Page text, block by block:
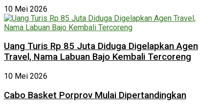
10 Mei 2026
Uang Turis Rp 85 Juta Diduga Digelapkan Agen
Travel, Nama Labuan Bajo Kembali Tercoreng
10 Mei 2026
Cabo Basket Porprov Mulai Dipertandingkan